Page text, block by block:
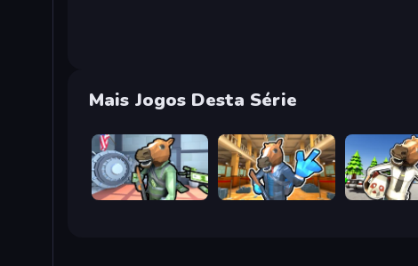
Mais Jogos Desta Série
Bank Robbery Bank Robbery 2